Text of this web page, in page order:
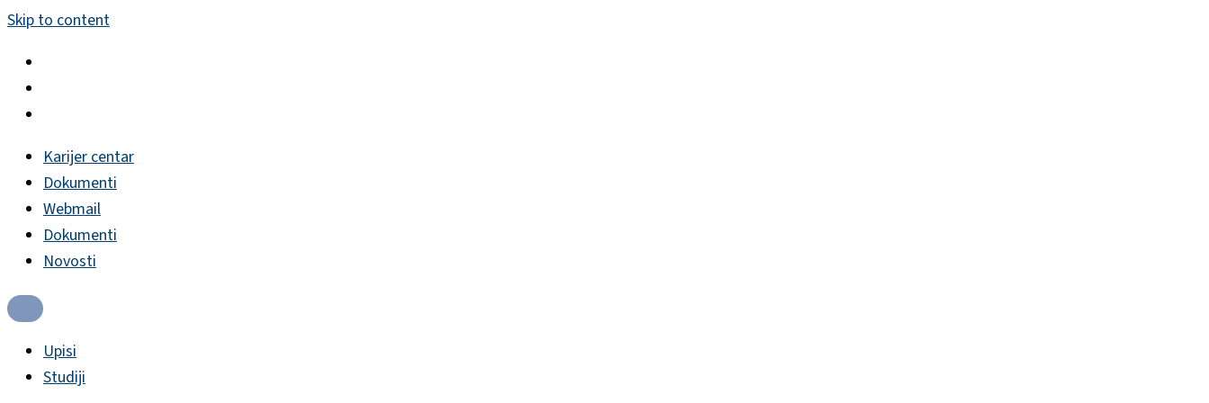
Skip to content
Karijer centar
Dokumenti
Webmail
Dokumenti
Novosti
Upisi
Studiji